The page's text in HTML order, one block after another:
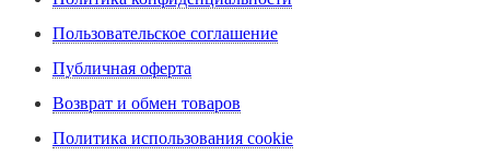
Пользовательское соглашение
Публичная оферта
Возврат и обмен товаров
Политика использования cookie